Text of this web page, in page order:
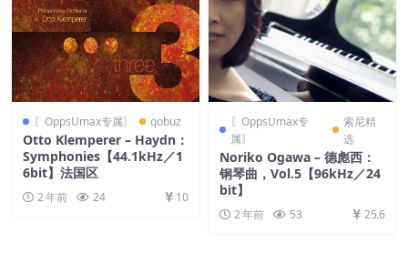
〖OppsUmax专属〗 qobuz
Otto Klemperer – Haydn：
Symphonies【44.1kHz／1
6bit】法国区
2 年前 24 10
〖OppsUmax专
属〗
索尼精
选
Noriko Ogawa – 德彪西：
钢琴曲，Vol.5【96kHz／24
bit】
2 年前 53 25.6